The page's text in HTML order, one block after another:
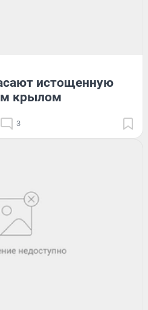
истощенную
крылом
3